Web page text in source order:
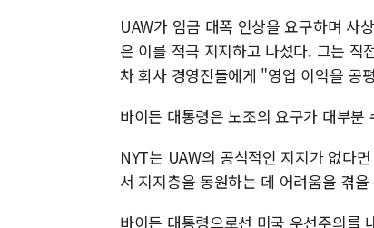
UAW가 임금 대폭 인상을 요구하며 사
은 이를 적극 지지하고 나섰다. 그는 직
차 회사 경영진들에게 "영업 이익을 공
바이든 대통령은 노조의 요구가 대부
NYT는 UAW의 공식적인 지지가 없다
서 지지층을 동원하는 데 어려움을 겪
바이든 대통령으로선 미국 우선주의를